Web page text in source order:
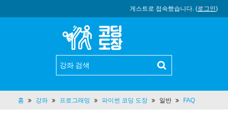
게스트로 접속했습니다. (로그인)
홈 강좌 프로그래밍 파이썬 코딩 도장 일반 FAQ